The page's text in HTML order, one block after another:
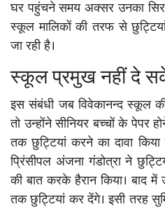
घर पहुंचने समय अक्सर उनका सिर
स्कूल मालिकों की तरफ से
जा रही है।
स्कूल प्रमुख नहीं दे
इस संबंधी जब विवेकानन्द स्कूल की
तो उन्होंने सीनियर बच्चों के पेपर
तक छुट्टियां करने का दावा
प्रिंसीपल अंजना गंडोत्रा ने
की बात करके हैरान किया। बाद में
तक छुट्टियां कर देंगे। इसी तरह